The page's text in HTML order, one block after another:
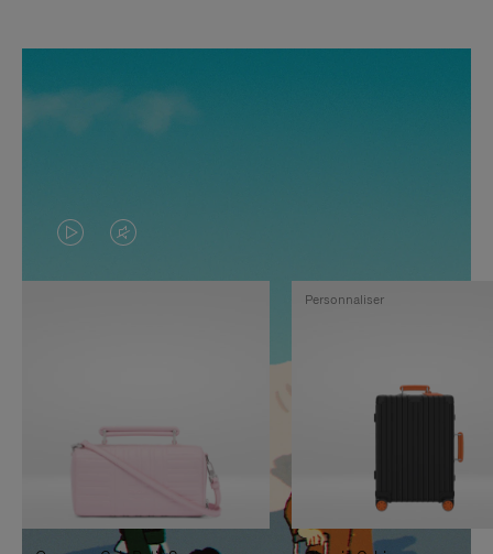
LA
VIDÉO
PAUSE,
APPUYEZ
SUR
LE
SON
DÉSACTIVÉ.
VEUILLEZ
Personnaliser